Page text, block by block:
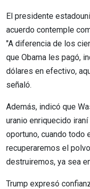
El presidente
acuerdo contemple
"A diferencia de los
que Obama les pagó,
dólares en efectivo,
señaló.
Además, indicó que
uranio enriquecido
oportuno, cuando todo
recuperaremos el
destruiremos, ya sea
Trump expresó